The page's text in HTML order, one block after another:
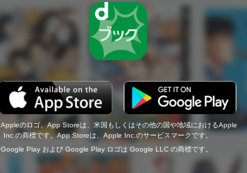
Appleのロゴ、App Storeは、米国もしくはその他の国や地域におけるApple
Inc.の商標です。App Storeは、Apple Inc.のサービスマークです。
Google Play および Google Play ロゴは Google LLC の商標です。